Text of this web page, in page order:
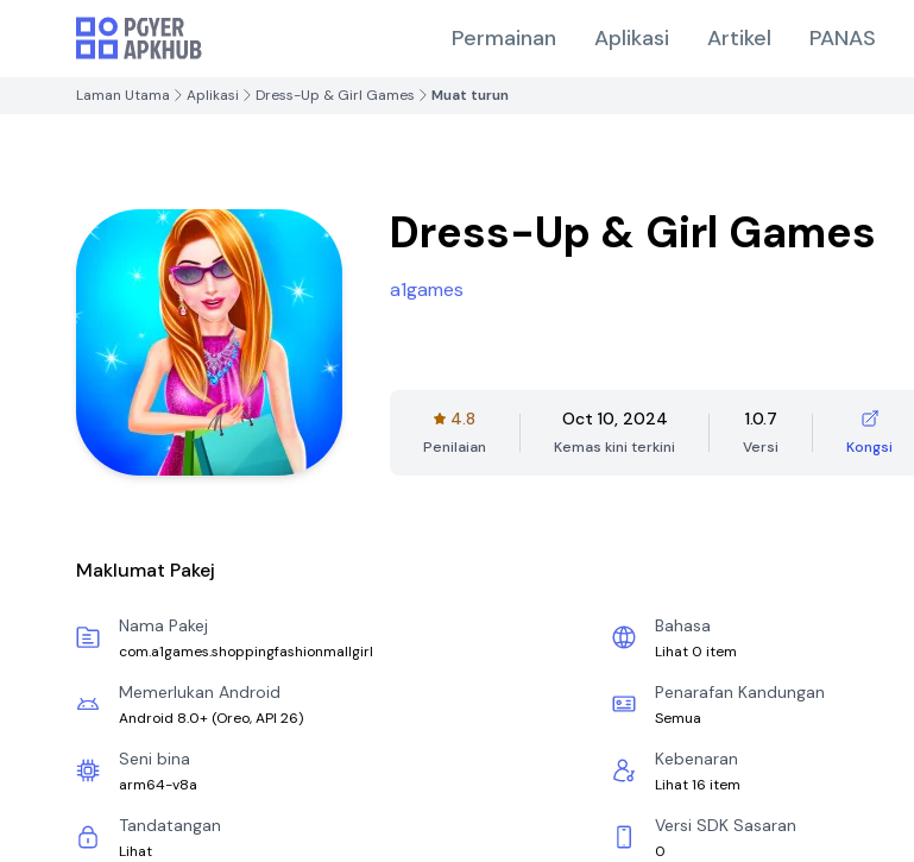
Permainan Aplikasi Artikel PANAS
Laman Utama Aplikasi Dress-Up & Girl Games Muat turun
Dress-Up & Girl Games
a1games
4.8
Penilaian
Oct 10, 2024
Kemas kini terkini
1.0.7
Versi Kongsi
Maklumat Pakej
Nama Pakej
com.a1games.shoppingfashionmallgirl
Bahasa
Lihat 0 item
Memerlukan Android
Android 8.0+ (Oreo, API 26)
Penarafan Kandungan
Semua
Seni bina
arm64-v8a
Kebenaran
Lihat 16 item
Tandatangan
Lihat
Versi SDK Sasaran
0